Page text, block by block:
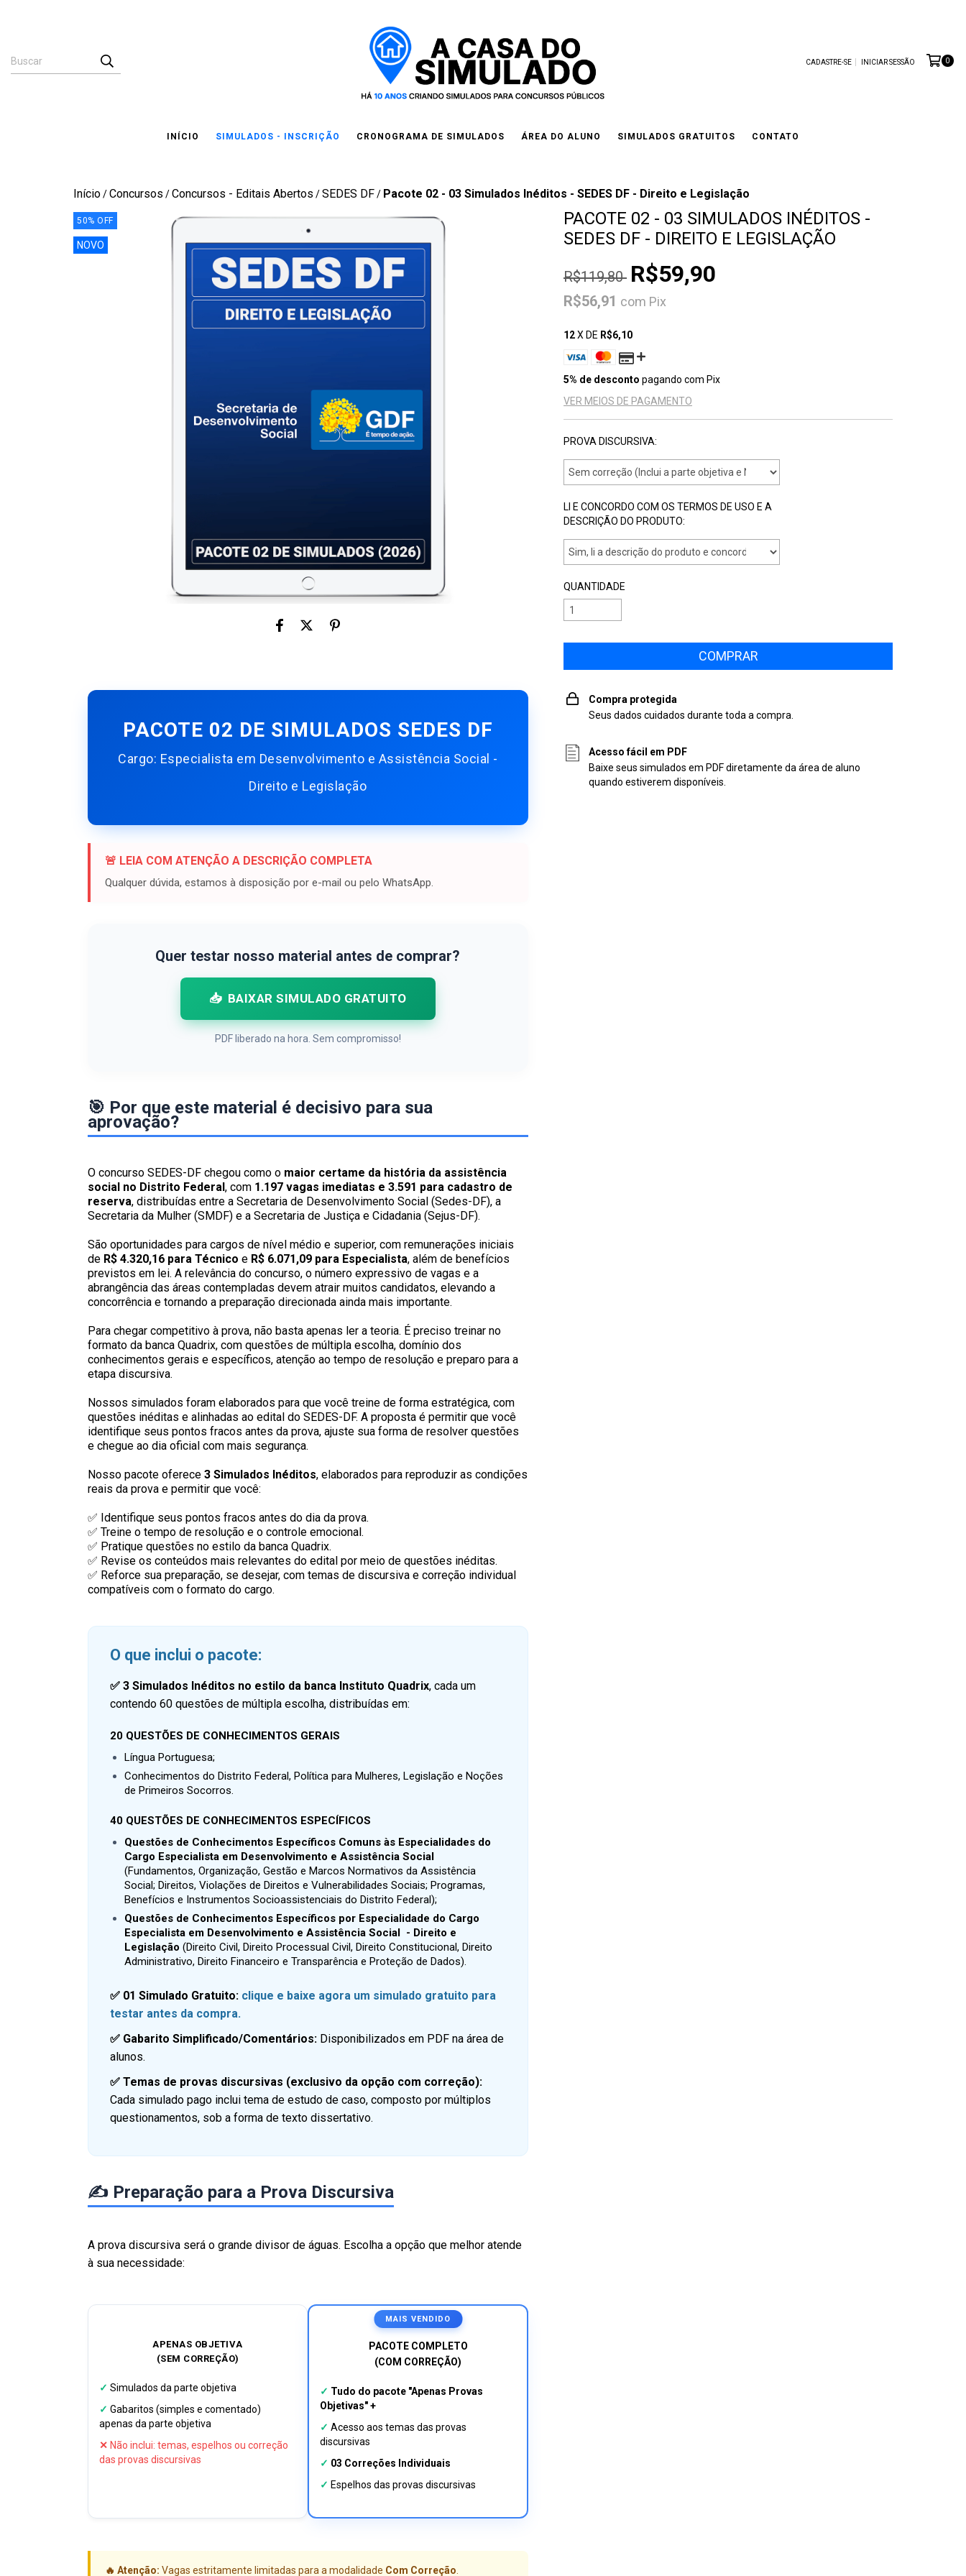
CADASTRE-SE INICIAR SESSÃO 0
INÍCIO SIMULADOS - INSCRIÇÃO CRONOGRAMA DE SIMULADOS ÁREA DO ALUNO SIMULADOS GRATUITOS CONTATO
Início/Concursos /Concursos - Editais Abertos /SEDES DF/ Pacote 02 - 03 Simulados Inéditos - SEDES DF - Direito e Legislação
50% OFF
NOVO
PACOTE 02 DE SIMULADOS SEDES DF
Cargo: Especialista em Desenvolvimento e Assistência Social -
Direito e Legislação
🚨 LEIA COM ATENÇÃO A DESCRIÇÃO COMPLETA
Qualquer dúvida, estamos à disposição por e-mail ou pelo WhatsApp.
Quer testar nosso material antes de comprar?
📥 BAIXAR SIMULADO GRATUITO
PDF liberado na hora. Sem compromisso!
🎯 Por que este material é decisivo para sua
aprovação?
O concurso SEDES-DF chegou como o maior certame da história da assistência
social no Distrito Federal, com 1.197 vagas imediatas e 3.591 para cadastro de
reserva, distribuídas entre a Secretaria de Desenvolvimento Social (Sedes-DF), a
Secretaria da Mulher (SMDF) e a Secretaria de Justiça e Cidadania (Sejus-DF).
São oportunidades para cargos de nível médio e superior, com remunerações iniciais
de R$ 4.320,16 para Técnico e R$ 6.071,09 para Especialista, além de benefícios
previstos em lei. A relevância do concurso, o número expressivo de vagas e a
abrangência das áreas contempladas devem atrair muitos candidatos, elevando a
concorrência e tornando a preparação direcionada ainda mais importante.
Para chegar competitivo à prova, não basta apenas ler a teoria. É preciso treinar no
formato da banca Quadrix, com questões de múltipla escolha, domínio dos
conhecimentos gerais e específicos, atenção ao tempo de resolução e preparo para a
etapa discursiva.
Nossos simulados foram elaborados para que você treine de forma estratégica, com
questões inéditas e alinhadas ao edital do SEDES-DF. A proposta é permitir que você
identifique seus pontos fracos antes da prova, ajuste sua forma de resolver questões
e chegue ao dia oficial com mais segurança.
Nosso pacote oferece 3 Simulados Inéditos, elaborados para reproduzir as condições
reais da prova e permitir que você:
✅ Identifique seus pontos fracos antes do dia da prova.
✅ Treine o tempo de resolução e o controle emocional.
✅ Pratique questões no estilo da banca Quadrix.
✅ Revise os conteúdos mais relevantes do edital por meio de questões inéditas.
✅ Reforce sua preparação, se desejar, com temas de discursiva e correção individual
compatíveis com o formato do cargo.
O que inclui o pacote:
✅ 3 Simulados Inéditos no estilo da banca Instituto Quadrix, cada um
contendo 60 questões de múltipla escolha, distribuídas em:
20 QUESTÕES DE CONHECIMENTOS GERAIS
Língua Portuguesa;
Conhecimentos do Distrito Federal, Política para Mulheres, Legislação e Noções
de Primeiros Socorros.
40 QUESTÕES DE CONHECIMENTOS ESPECÍFICOS
Questões de Conhecimentos Específicos Comuns às Especialidades do
Cargo Especialista em Desenvolvimento e Assistência Social
(Fundamentos, Organização, Gestão e Marcos Normativos da Assistência
Social; Direitos, Violações de Direitos e Vulnerabilidades Sociais; Programas,
Benefícios e Instrumentos Socioassistenciais do Distrito Federal);
Questões de Conhecimentos Específicos por Especialidade do Cargo
Especialista em Desenvolvimento e Assistência Social - Direito e
Legislação (Direito Civil, Direito Processual Civil, Direito Constitucional, Direito
Administrativo, Direito Financeiro e Transparência e Proteção de Dados).
✅ 01 Simulado Gratuito: clique e baixe agora um simulado gratuito para
testar antes da compra.
✅ Gabarito Simplificado/Comentários: Disponibilizados em PDF na área de
alunos.
✅ Temas de provas discursivas (exclusivo da opção com correção):
Cada simulado pago inclui tema de estudo de caso, composto por múltiplos
questionamentos, sob a forma de texto dissertativo.
✍️ Preparação para a Prova Discursiva
A prova discursiva será o grande divisor de águas. Escolha a opção que melhor atende
à sua necessidade:
APENAS OBJETIVA
(SEM CORREÇÃO)
✓ Simulados da parte objetiva
✓ Gabaritos (simples e comentado)
apenas da parte objetiva
✕ Não inclui: temas, espelhos ou correção
das provas discursivas
MAIS VENDIDO
PACOTE COMPLETO
(COM CORREÇÃO)
✓ Tudo do pacote "Apenas Provas
Objetivas" +
✓ Acesso aos temas das provas
discursivas
✓ 03 Correções Individuais
✓ Espelhos das provas discursivas
🔥 Atenção: Vagas estritamente limitadas para a modalidade Com Correção
PACOTE 02 - 03 SIMULADOS INÉDITOS -
SEDES DF - DIREITO E LEGISLAÇÃO
R$119,80 R$59,90
R$56,91 com Pix
12X DE R$6,10
5% de desconto pagando com Pix
VER MEIOS DE PAGAMENTO
PROVA DISCURSIVA:
LI E CONCORDO COM OS TERMOS DE USO E A
DESCRIÇÃO DO PRODUTO:
QUANTIDADE
Compra protegida
Seus dados cuidados durante toda a compra.
Acesso fácil em PDF
Baixe seus simulados em PDF diretamente da área de aluno
quando estiverem disponíveis.